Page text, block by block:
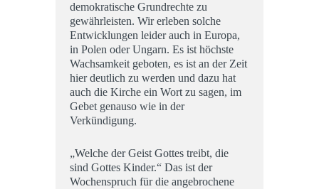
demokratische Grundrechte zu
gewährleisten. Wir erleben solche
Entwicklungen leider auch in Europa,
in Polen oder Ungarn. Es ist höchste
Wachsamkeit geboten, es ist an der Zeit
hier deutlich zu werden und dazu hat
auch die Kirche ein Wort zu sagen, im
Gebet genauso wie in der
Verkündigung.
„Welche der Geist Gottes treibt, die
sind Gottes Kinder.“ Das ist der
Wochenspruch für die angebrochene